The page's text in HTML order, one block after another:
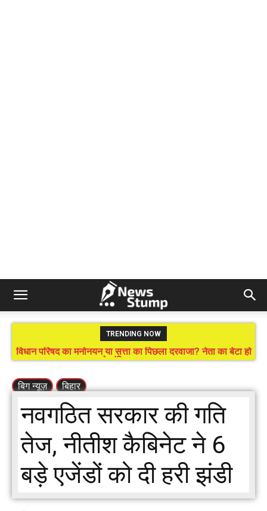
TRENDING NOW
विधान परिषद का मनोनयन या सत्ता का पिछला दरवाजा? नेता का बेटा हो
तो संविधान ताक पर!
बिग न्यूज़ बिहार
नवगठित सरकार की गति
तेज, नीतीश कैबिनेट ने 6
बड़े एजेंडों को दी हरी झंडी